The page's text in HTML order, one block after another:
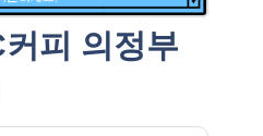
피 의정부